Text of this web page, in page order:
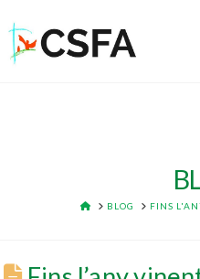
HOME
BLOG FINS